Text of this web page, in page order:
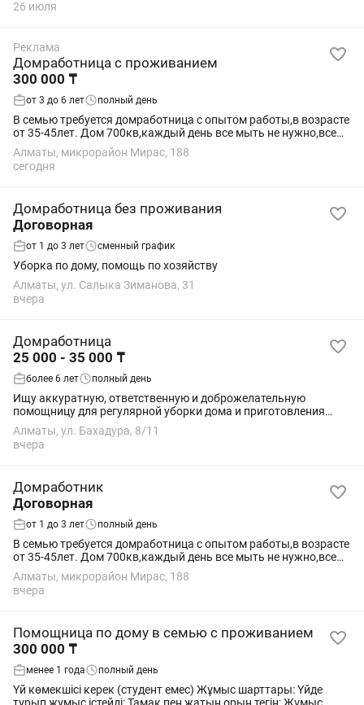
26 июля
Реклама
Домработница с проживанием
300 000 ₸
от 3 до 6 лет полный день
В семью требуется домработница с опытом работы,в возрасте
от 35-45лет. Дом 700кв,каждый день все мыть не нужно,все
по зонам. В обязанности будет входить только уборка,без
готовки,стирки и...
Алматы, микрорайон Мирас, 188
сегодня
Домработница без проживания
Договорная
от 1 до 3 лет сменный график
Уборка по дому, помощь по хозяйству
Алматы, ул. Салыка Зиманова, 31
вчера
Домработница
25 000 - 35 000 ₸
более 6 лет полный день
Ищу аккуратную, ответственную и доброжелательную
помощницу для регулярной уборки дома и приготовления
домашней еды. 2-3 раза в неделю Уборка, поддержание
порядка, глажка Приготовление еды для...
Алматы, ул. Бахадура, 8/11
вчера
Домработник
Договорная
от 1 до 3 лет полный день
В семью требуется домработница с опытом работы,в возрасте
от 35-45лет. Дом 700кв,каждый день все мыть не нужно,все
по зонам. В обязанности будет входить только уборка,без
готовки,стирки и...
Алматы, микрорайон Мирас, 188
вчера
Помощница по дому в семью с проживанием
300 000 ₸
менее 1 года полный день
Үй көмекшісі керек (студент емес) Жұмыс шарттары: Үйде